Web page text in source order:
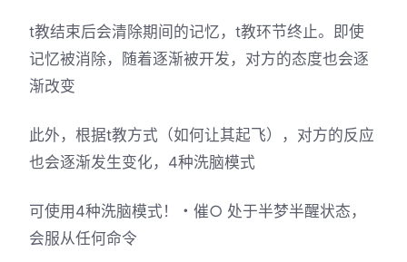
t教结束后会清除期间的记忆，t教环节终止。即使
记忆被消除，随着逐渐被开发，对方的态度也会逐
渐改变
此外，根据t教方式（如何让其起飞），对方的反应
也会逐渐发生变化，4种洗脑模式
可使用4种洗脑模式！・催○ 处于半梦半醒状态，
会服从任何命令